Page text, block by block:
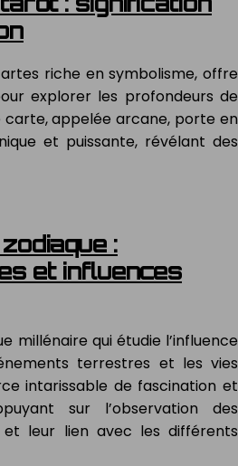
riche en symbolisme, offre
explorer les profondeurs de
carte, appelée arcane, porte en
et puissante, révélant des
:
et influences
millénaire qui étudie l’influence
terrestres et les vies
intarissable de fascination et
sur l’observation des
et leur lien avec les différents